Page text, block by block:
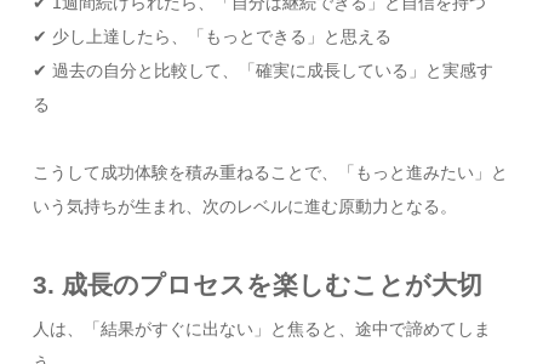
✔ 少し上達したら、「もっとできる」と思える
✔ 過去の自分と比較して、「確実に成長している」と実感す
る
こうして成功体験を積み重ねることで、「もっと進みたい」と
いう気持ちが生まれ、次のレベルに進む原動力となる。
3. 成長のプロセスを楽しむことが大切
人は、「結果がすぐに出ない」と焦ると、途中で諦めてしま